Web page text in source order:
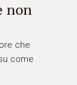
non
che
come